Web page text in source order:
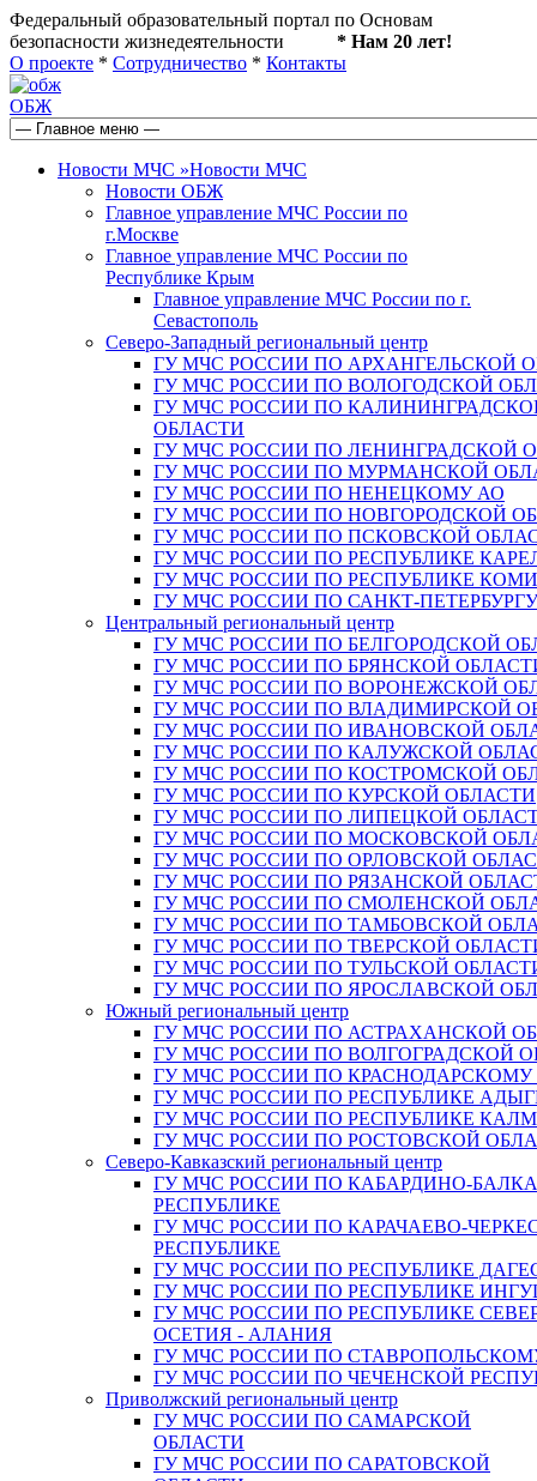
Федеральный образовательный портал по Основам
безопасности жизнедеятельности * Нам 20 лет!
О проекте * Сотрудничество * Контакты
ОБЖ
Новости МЧС »Новости МЧС
Новости ОБЖ
Главное управление МЧС России по
г.Москве
Главное управление МЧС России по
Республике Крым
Главное управление МЧС России по г.
Севастополь
Северо-Западный региональный центр
ГУ МЧС РОССИИ ПО АРХАНГЕЛЬСКОЙ
ГУ МЧС РОССИИ ПО ВОЛОГОДСКОЙ
ГУ МЧС РОССИИ ПО
ОБЛАСТИ
ГУ МЧС РОССИИ ПО ЛЕНИНГРАДСКОЙ
ГУ МЧС РОССИИ ПО МУРМАНСКОЙ
ГУ МЧС РОССИИ ПО НЕНЕЦКОМУ АО
ГУ МЧС РОССИИ ПО НОВГОРОДСКОЙ
ГУ МЧС РОССИИ ПО ПСКОВСКОЙ
ГУ МЧС РОССИИ ПО РЕСПУБЛИКЕ
ГУ МЧС РОССИИ ПО РЕСПУБЛИКЕ КОМИ
ГУ МЧС РОССИИ ПО САНКТ-ПЕТЕРБУРГУ
Центральный региональный центр
ГУ МЧС РОССИИ ПО БЕЛГОРОДСКОЙ
ГУ МЧС РОССИИ ПО БРЯНСКОЙ
ГУ МЧС РОССИИ ПО ВОРОНЕЖСКОЙ
ГУ МЧС РОССИИ ПО ВЛАДИМИРСКОЙ
ГУ МЧС РОССИИ ПО ИВАНОВСКОЙ
ГУ МЧС РОССИИ ПО КАЛУЖСКОЙ
ГУ МЧС РОССИИ ПО КОСТРОМСКОЙ
ГУ МЧС РОССИИ ПО КУРСКОЙ ОБЛАСТИ
ГУ МЧС РОССИИ ПО ЛИПЕЦКОЙ
ГУ МЧС РОССИИ ПО МОСКОВСКОЙ
ГУ МЧС РОССИИ ПО ОРЛОВСКОЙ
ГУ МЧС РОССИИ ПО РЯЗАНСКОЙ
ГУ МЧС РОССИИ ПО СМОЛЕНСКОЙ
ГУ МЧС РОССИИ ПО ТАМБОВСКОЙ
ГУ МЧС РОССИИ ПО ТВЕРСКОЙ
ГУ МЧС РОССИИ ПО ТУЛЬСКОЙ
ГУ МЧС РОССИИ ПО ЯРОСЛАВСКОЙ
Южный региональный центр
ГУ МЧС РОССИИ ПО АСТРАХАНСКОЙ
ГУ МЧС РОССИИ ПО ВОЛГОГРАДСКОЙ
ГУ МЧС РОССИИ ПО
ГУ МЧС РОССИИ ПО РЕСПУБЛИКЕ
ГУ МЧС РОССИИ ПО РЕСПУБЛИКЕ
ГУ МЧС РОССИИ ПО РОСТОВСКОЙ
Северо-Кавказский региональный центр
ГУ МЧС РОССИИ ПО КАБАРДИНО-
РЕСПУБЛИКЕ
ГУ МЧС РОССИИ ПО КАРАЧАЕВО-
РЕСПУБЛИКЕ
ГУ МЧС РОССИИ ПО РЕСПУБЛИКЕ
ГУ МЧС РОССИИ ПО РЕСПУБЛИКЕ
ГУ МЧС РОССИИ ПО РЕСПУБЛИКЕ
ОСЕТИЯ - АЛАНИЯ
ГУ МЧС РОССИИ ПО
ГУ МЧС РОССИИ ПО ЧЕЧЕНСКОЙ
Приволжский региональный центр
ГУ МЧС РОССИИ ПО САМАРСКОЙ
ОБЛАСТИ
ГУ МЧС РОССИИ ПО САРАТОВСКОЙ